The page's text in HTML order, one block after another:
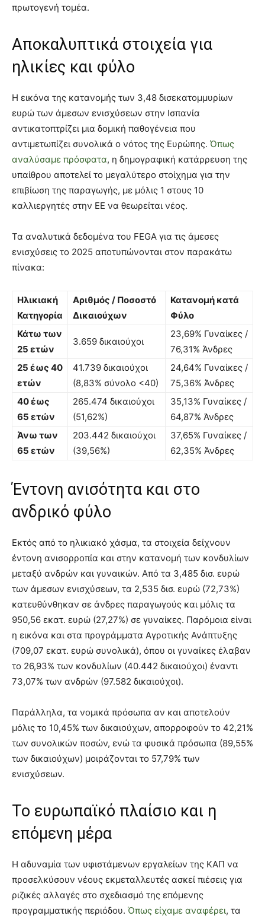
πρωτογενή τομέα.
Αποκαλυπτικά στοιχεία για
ηλικίες και φύλο
Η εικόνα της κατανομής των 3,48 δισεκατομμυρίων
ευρώ των άμεσων ενισχύσεων στην Ισπανία
αντικατοπτρίζει μια δομική παθογένεια που
αντιμετωπίζει συνολικά ο νότος της Ευρώπης. Όπως
αναλύσαμε πρόσφατα, η δημογραφική κατάρρευση της
υπαίθρου αποτελεί το μεγαλύτερο στοίχημα για την
επιβίωση της παραγωγής, με μόλις 1 στους 10
καλλιεργητές στην ΕΕ να θεωρείται νέος.
Τα αναλυτικά δεδομένα του FEGA για τις άμεσες
ενισχύσεις το 2025 αποτυπώνονται στον παρακάτω
πίνακα:
Ηλικιακή
Κατηγορία
Αριθμός / Ποσοστό
Δικαιούχων
Κατανομή κατά
Φύλο
Κάτω των
25 ετών
3.659 δικαιούχοι
23,69% Γυναίκες /
76,31% Άνδρες
25 έως 40
ετών
41.739 δικαιούχοι
(8,83% σύνολο <40)
24,64% Γυναίκες /
75,36% Άνδρες
40 έως
65 ετών
265.474 δικαιούχοι
(51,62%)
35,13% Γυναίκες /
64,87% Άνδρες
Άνω των
65 ετών
203.442 δικαιούχοι
(39,56%)
37,65% Γυναίκες /
62,35% Άνδρες
Έντονη ανισότητα και στο
ανδρικό φύλο
Εκτός από το ηλικιακό χάσμα, τα στοιχεία δείχνουν
έντονη ανισορροπία και στην κατανομή των κονδυλίων
μεταξύ ανδρών και γυναικών. Από τα 3,485 δισ. ευρώ
των άμεσων ενισχύσεων, τα 2,535 δισ. ευρώ (72,73%)
κατευθύνθηκαν σε άνδρες παραγωγούς και μόλις τα
950,56 εκατ. ευρώ (27,27%) σε γυναίκες. Παρόμοια είναι
η εικόνα και στα προγράμματα Αγροτικής Ανάπτυξης
(709,07 εκατ. ευρώ συνολικά), όπου οι γυναίκες έλαβαν
το 26,93% των κονδυλίων (40.442 δικαιούχοι) έναντι
73,07% των ανδρών (97.582 δικαιούχοι).
Παράλληλα, τα νομικά πρόσωπα αν και αποτελούν
μόλις το 10,45% των δικαιούχων, απορροφούν το 42,21%
των συνολικών ποσών, ενώ τα φυσικά πρόσωπα (89,55%
των δικαιούχων) μοιράζονται το 57,79% των
ενισχύσεων.
Το ευρωπαϊκό πλαίσιο και η
επόμενη μέρα
Η αδυναμία των υφιστάμενων εργαλείων της ΚΑΠ να
προσελκύσουν νέους εκμεταλλευτές ασκεί πιέσεις για
ριζικές αλλαγές στο σχεδιασμό της επόμενης
προγραμματικής περιόδου. Όπως είχαμε αναφέρει, τα